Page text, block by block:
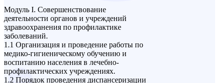
Модуль I. Совершенствование
деятельности органов и учреждений
здравоохранения по профилактике
заболеваний.
1.1 Организация и проведение работы по
медико-гигиеническому обучению и
воспитанию населения в лечебно-
профилактических учреждениях.
1.2 Порядок проведения диспансеризации